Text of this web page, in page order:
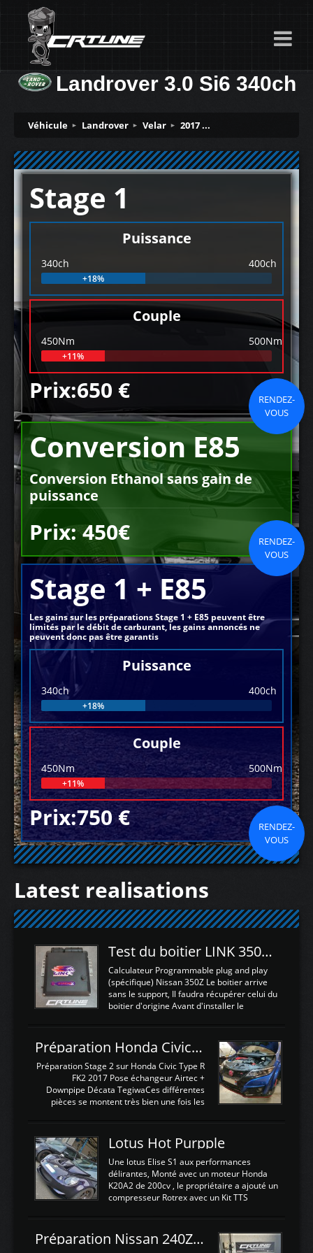
Landrover 3.0 Si6 340ch
Véhicule Landrover Velar 2017 ...
Stage 1
Puissance
340ch 400ch
+18%
Couple
450Nm 500Nm
+11%
Prix:650 €
RENDEZ-
VOUS
Conversion E85
Conversion Ethanol sans gain de
puissance
Prix: 450€
RENDEZ-
VOUS
Stage 1 + E85
Les gains sur les préparations Stage 1 + E85 peuvent être
limités par le débit de carburant, les gains annoncés ne
peuvent donc pas être garantis
Puissance
340ch 400ch
+18%
Couple
450Nm 500Nm
+11%
Prix:750 €
RENDEZ-
VOUS
Latest realisations
Test du boitier LINK 350Z Plugin ECU
Calculateur Programmable plug and play
(spécifique) Nissan 350Z Le boitier arrive
sans le support, Il faudra récupérer celui du
boitier d'origine Avant d'installer le
d'envoyer l'information de la large bande
dans le boitier. sydney sweeney deepfake
La sortie 0-5V de l'afr sera connectée sur
l'entrée AN Volt 8 et GndAN pour
Analogique, et Volt car l'information est une
tension (Pas une résistance variable d'un
est temps de brancher le ...
Préparation Honda Civic Type R FK2
Préparation Stage 2 sur Honda Civic Type R
FK2 2017 Pose échangeur Airtec +
Downpipe Décata TegiwaCes différentes
pièces se montent très bien une fois les
légere découpe du plastique inferieur,
negénant en rien la structure ou le
fonctionnement du fond plat. Une
reprogrammation Stage 2 est faite sur le
calculateur d'origine. Une alternative
économique au passage sur Hondata
d'origine 310cv et 400Nn , Une fois
reprogrammé et les ...
Lotus Hot Purpple
Une lotus Elise S1 aux performances
délirantes, Monté avec un moteur Honda
K20A2 de 200cv , le propriétaire a ajouté un
compresseur Rotrex avec un Kit TTS
d'augmenter la puissance de son moteur:
un watercooler a été ajouté. 300Cv sans
Préparation Nissan 240Z SR20DET